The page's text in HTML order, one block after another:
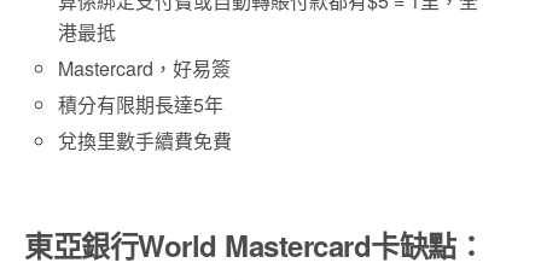
港最抵
Mastercard，好易簽
積分有限期長達5年
兌換里數手續費免費
東亞銀行World Mastercard卡缺點：